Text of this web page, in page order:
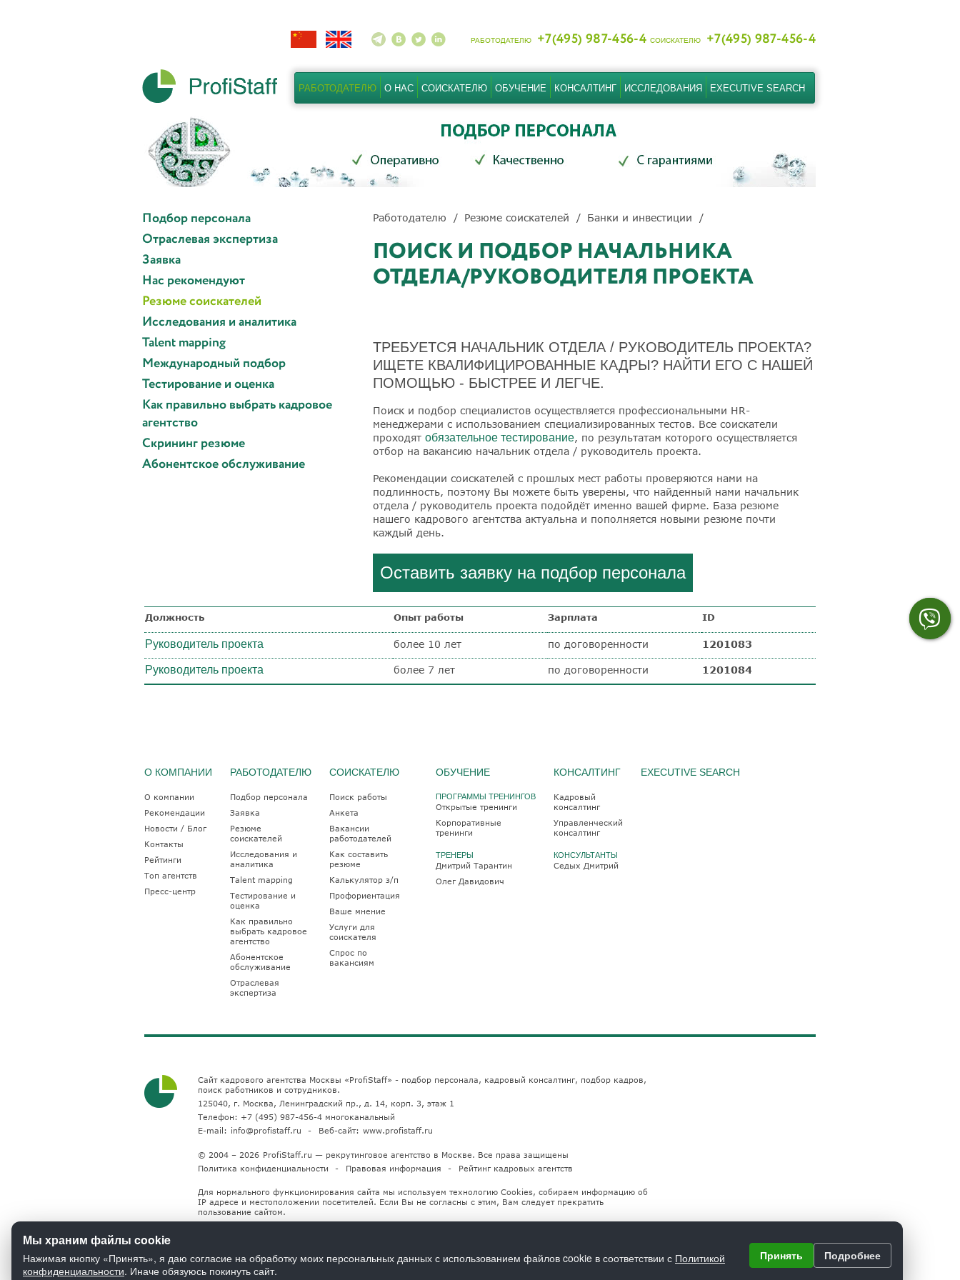
РАБОТОДАТЕЛЮ +7(495) 987-456-4 СОИСКАТЕЛЮ +7(495) 987-456-4
РАБОТОДАТЕЛЮ О НАС СОИСКАТЕЛЮ ОБУЧЕНИЕ КОНСАЛТИНГ ИССЛЕДОВАНИЯ EXECUTIVE SEARCH
Подбор персонала
Отраслевая экспертиза
Заявка
Нас рекомендуют
Резюме соискателей
Исследования и аналитика
Talent mapping
Международный подбор
Тестирование и оценка
Как правильно выбрать кадровое
агентство
Скрининг резюме
Абонентское обслуживание
Работодателю Резюме соискателей Банки и инвестиции
ПОИСК И ПОДБОР НАЧАЛЬНИКА
ОТДЕЛА/РУКОВОДИТЕЛЯ ПРОЕКТА
ТРЕБУЕТСЯ НАЧАЛЬНИК ОТДЕЛА / РУКОВОДИТЕЛЬ ПРОЕКТА?
ИЩЕТЕ КВАЛИФИЦИРОВАННЫЕ КАДРЫ? НАЙТИ ЕГО С НАШЕЙ
ПОМОЩЬЮ - БЫСТРЕЕ И ЛЕГЧЕ.
Поиск и подбор специалистов осуществляется профессиональными HR-
менеджерами с использованием специализированных тестов. Все соискатели
проходят обязательное тестирование, по результатам которого осуществляется
отбор на вакансию начальник отдела / руководитель проекта.
Рекомендации соискателей с прошлых мест работы проверяются нами на
подлинность, поэтому Вы можете быть уверены, что найденный нами начальник
отдела / руководитель проекта подойдёт именно вашей фирме. База резюме
нашего кадрового агентства актуальна и пополняется новыми резюме почти
каждый день.
Оставить заявку на подбор персонала
Должность Опыт работы Зарплата ID
Руководитель проекта более 10 лет по договоренности 1201083
Руководитель проекта более 7 лет по договоренности 1201084
О КОМПАНИИ
О компании
Рекомендации
Новости / Блог
Контакты
Рейтинги
Топ агентств
Пресс-центр
РАБОТОДАТЕЛЮ
Подбор персонала
Заявка
Резюме
соискателей
Исследования и
аналитика
Talent mapping
Тестирование и
оценка
Как правильно
выбрать кадровое
агентство
Абонентское
обслуживание
Отраслевая
экспертиза
СОИСКАТЕЛЮ
Поиск работы
Анкета
Вакансии
работодателей
Как составить
резюме
Калькулятор з/п
Профориентация
Ваше мнение
Услуги для
соискателя
Спрос по
вакансиям
ОБУЧЕНИЕ
ПРОГРАММЫ ТРЕНИНГОВ
Открытые тренинги
Корпоративные
тренинги
ТРЕНЕРЫ
Дмитрий Тарантин
Олег Давидович
КОНСАЛТИНГ
Кадровый
консалтинг
Управленческий
консалтинг
КОНСУЛЬТАНТЫ
Седых Дмитрий
EXECUTIVE SEARCH
Сайт кадрового агентства Москвы «ProfiStaff» - подбор персонала, кадровый консалтинг, подбор кадров,
поиск работников и сотрудников.
125040, г. Москва, Ленинградский пр., д. 14, корп. 3, этаж 1
Телефон: +7 (495) 987-456-4 многоканальный
E-mail: info@profistaff.ru Веб-сайт: www.profistaff.ru
© 2004 – 2026 ProfiStaff.ru — рекрутинговое агентство в Москве. Все права защищены
Политика конфиденциальности
Правовая информация Рейтинг кадровых агентств
Для нормального функционирования сайта мы используем технологию Cookies, собираем информацию об
IP адресе и местоположении посетителей. Если Вы не согласны с этим, Вам следует прекратить
пользование сайтом.
Мы храним файлы cookie
Нажимая кнопку «Принять», я даю согласие на обработку моих персональных данных с использованием файлов cookie в соответствии с Политикой
конфиденциальности. Иначе обязуюсь покинуть сайт.
Принять Подробнее